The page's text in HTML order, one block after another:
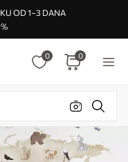
OD 1–3 DANA
0 0